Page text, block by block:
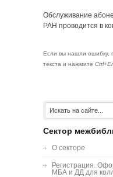
Обслуживание
РАН проводится в
Если вы нашли ошибку,
текста и нажмите
Сектор
О секторе
Регистрация.
МБА и ДД для